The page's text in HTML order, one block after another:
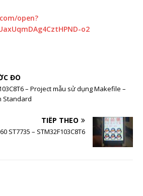
open?
o2
ĐÓ
– Project mẫu sử dụng Makefile –
Standard
TIẾP THEO
ST7735 – STM32F103C8T6